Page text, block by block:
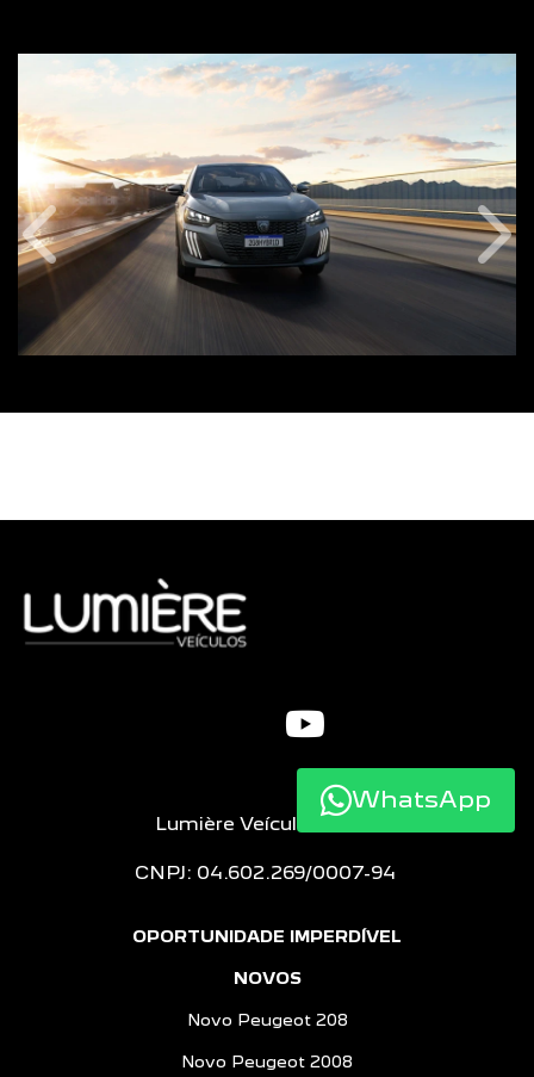
Anterior
Lumière Veículos Ltda.
CNPJ: 04.602.269/0007-94
OPORTUNIDADE IMPERDÍVEL
NOVOS
Novo Peugeot 208
Novo Peugeot 2008
WhatsApp